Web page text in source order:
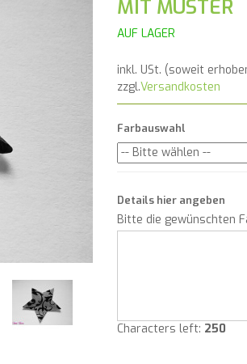
MIT MUSTER
AUF LAGER
inkl. USt. (soweit
zzgl.Versandkosten
Farbauswahl
Details hier angeben
Bitte die gewünschten
Characters left: 250